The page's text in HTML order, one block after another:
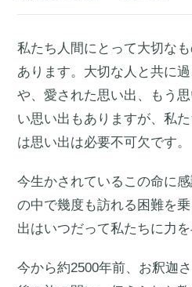
私たち人間にとって大切な
あります。大切な人と共に
や、愛された思い出、もう
い思い出もありますが、私
は思い出は必要不可欠です。
今生かされているこの命に
の中で幾度も訪れる困難を
出はいつだって私たちに力を
今から約2500年前、お釈迦